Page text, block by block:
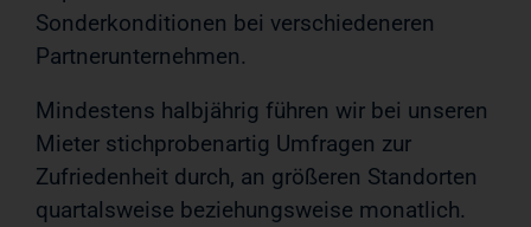
Sonderkonditionen bei verschiedeneren
Partnerunternehmen.
Mindestens halbjährig führen wir bei unseren
Mieter stichprobenartig Umfragen zur
Zufriedenheit durch, an größeren Standorten
quartalsweise beziehungsweise monatlich.